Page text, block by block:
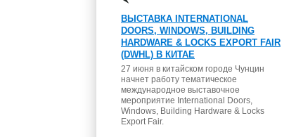
ВЫСТАВКА INTERNATIONAL
DOORS, WINDOWS, BUILDING
HARDWARE & LOCKS EXPORT FAIR
(DWHL) В КИТАЕ
27 июня в китайском городе Чунцин
начнет работу тематическое
международное выставочное
мероприятие International Doors,
Windows, Building Hardware & Locks
Export Fair.